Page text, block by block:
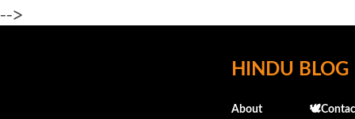
-->
HINDU BLOG
About